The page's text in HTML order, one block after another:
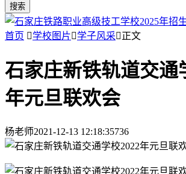
搜索
首页 学校图片学子风采正文
石家庄新铁轨道交通
年元旦联欢会
杨老师2021-12-13 12:18:35736